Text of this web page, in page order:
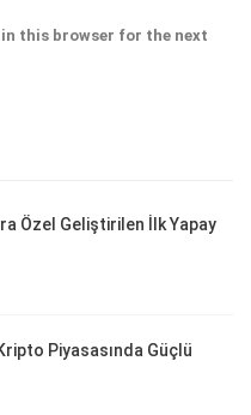
in this browser for the next
Özel Geliştirilen İlk Yapay
Piyasasında Güçlü